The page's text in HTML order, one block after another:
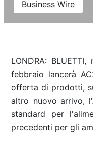
Business Wire
LONDRA:
febbraio lancerà
offerta di prodotti,
altro nuovo arrivo,
standard per
precedenti per gli